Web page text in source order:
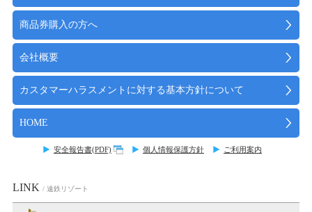
商品券購入の方へ
会社概要
カスタマーハラスメントに対する基本方針について
HOME
安全報告書(PDF) 個人情報保護方針 ご利用案内
LINK / 遠鉄リゾート